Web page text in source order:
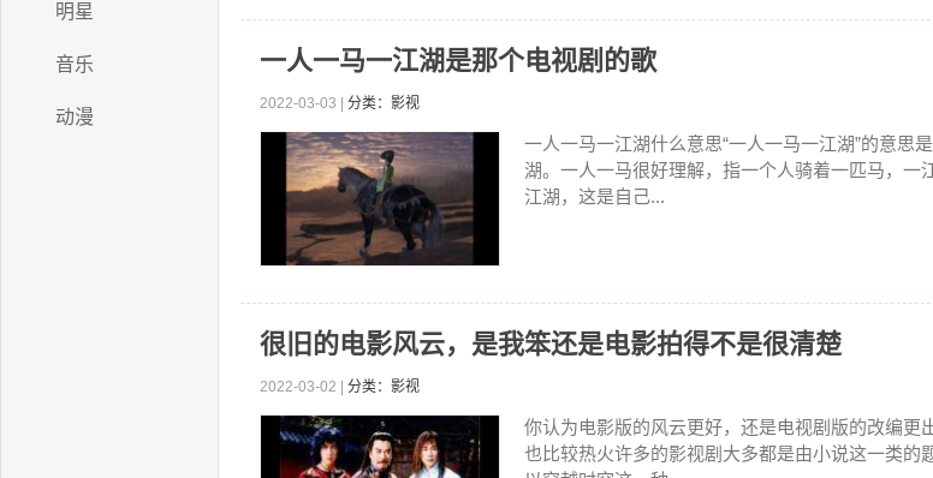
明星
音乐
动漫
一人一马一江湖是那个电视剧的歌
2022-03-03 | 分类：影视
一人一马一江湖什么意思“一人一马一江湖”的意思
湖。一人一马很好理解，指一个人骑着一匹马，一
江湖，这是自己...
很旧的电影风云，是我笨还是电影拍得不是很清楚
2022-03-02 | 分类：影视
你认为电影版的风云更好，还是电视剧版的改编更
也比较热火许多的影视剧大多都是由小说这一类的